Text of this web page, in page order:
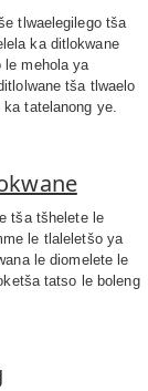
tlwaelegilego tša
ka ditlokwane
le mehola ya
tša tlwaelo
tatelanong ye.
tša tšhelete le
le tlaleletšo ya
le diomelete le
tatso le boleng